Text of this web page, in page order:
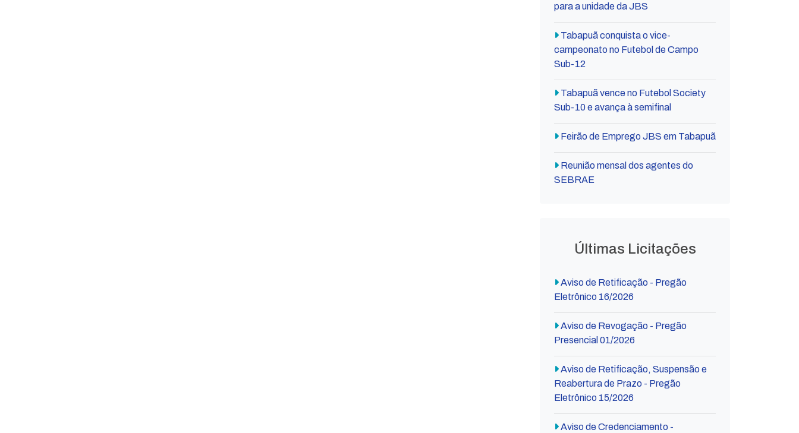
para a unidade da JBS
Tabapuã conquista o vice-
campeonato no Futebol de Campo
Sub-12
Tabapuã vence no Futebol Society
Sub-10 e avança à semifinal
Feirão de Emprego JBS em Tabapuã
Reunião mensal dos agentes do
SEBRAE
Últimas Licitações
Aviso de Retificação - Pregão
Eletrônico 16/2026
Aviso de Revogação - Pregão
Presencial 01/2026
Aviso de Retificação, Suspensão e
Reabertura de Prazo - Pregão
Eletrônico 15/2026
Aviso de Credenciamento -